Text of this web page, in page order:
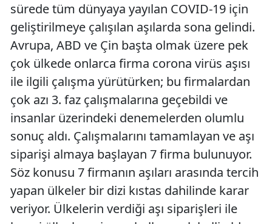
sürede tüm dünyaya yayılan COVID-19 için
geliştirilmeye çalışılan aşılarda sona gelindi.
Avrupa, ABD ve Çin başta olmak üzere pek
çok ülkede onlarca firma corona virüs aşısı
ile ilgili çalışma yürütürken; bu firmalardan
çok azı 3. faz çalışmalarına geçebildi ve
insanlar üzerindeki denemelerden olumlu
sonuç aldı. Çalışmalarını tamamlayan ve aşı
siparişi almaya başlayan 7 firma bulunuyor.
Söz konusu 7 firmanın aşıları arasında tercih
yapan ülkeler bir dizi kıstas dahilinde karar
veriyor. Ülkelerin verdiği aşı siparişleri ile